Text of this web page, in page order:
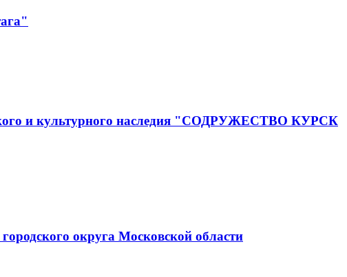
и культурного наследия "СОДРУЖЕСТВО КУРСК
округа Московской области